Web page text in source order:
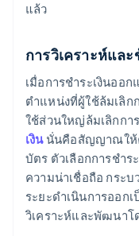
แล้ว
การวิเคราะห์แล
เมื่อการชำระเงินออ
ตำแหน่งที่ผู้ใช้ล้มเลิก
ใช้ส่วนใหญ่ล้มเลิกกา
เงินนั่นคือสัญญาณให้
บัตร ตัวเลือกการชำ
ความน่าเชื่อถือ กระ
ระยะดำเนินการออก
วิเคราะห์และพัฒนาโ